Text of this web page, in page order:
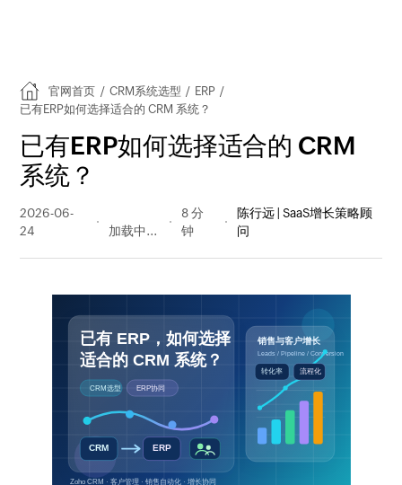
官网首页 / CRM系统选型 / ERP /
已有ERP如何选择适合的 CRM 系统？
已有ERP如何选择适合的 CRM
系统？
2026-06-
24
量
8 分
钟
陈行远 | SaaS增长策略顾
问